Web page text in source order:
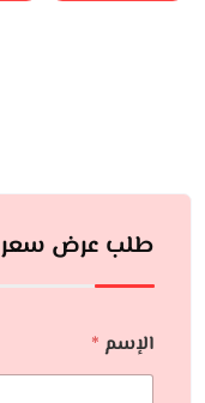
طلب عرض سعر
الإسم *